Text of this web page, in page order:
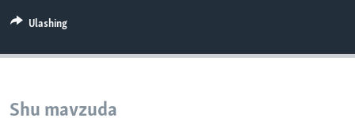
Ulashing
Shu mavzuda